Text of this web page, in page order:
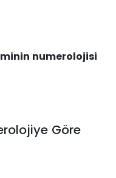
numerolojisi
Göre